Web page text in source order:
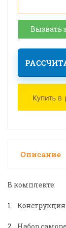
Вызвать
Описание
В комплекте: